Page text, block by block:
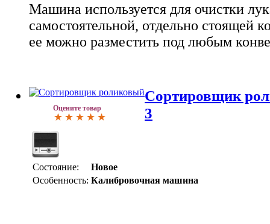
Машина используется для очистки
самостоятельной, отдельно стоящей
ее можно разместить под любым
Оцените товар
Сортировщик
3
Состояние:
Новое
Особенность: Калибровочная машина